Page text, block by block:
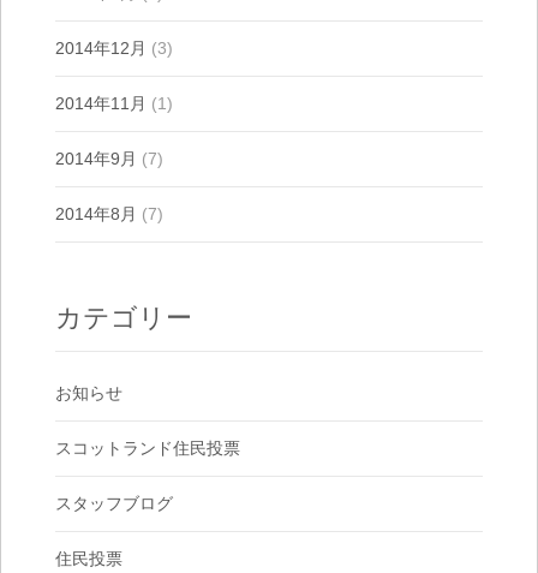
2014年12月 (3)
2014年11月 (1)
2014年9月 (7)
2014年8月 (7)
カテゴリー
お知らせ
スコットランド住民投票
スタッフブログ
住民投票